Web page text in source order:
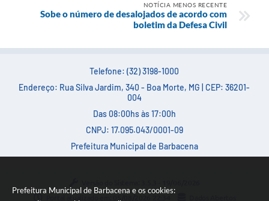
Prefeitura Municipal de Barbacena e os cookies:
NOTÍCIA MENOS RECENTE
Sobe o número de desalojados de acordo com
boletim da Defesa Civil
Telefone: (32) 3198-1000
Endereço: Rua Silva Jardim, 340 - Boa Morte, MG | CEP: 36201-
004
Das 08:00hs às 17:00h
CNPJ: 17.095.043/0001-09
Prefeitura Municipal de Barbacena